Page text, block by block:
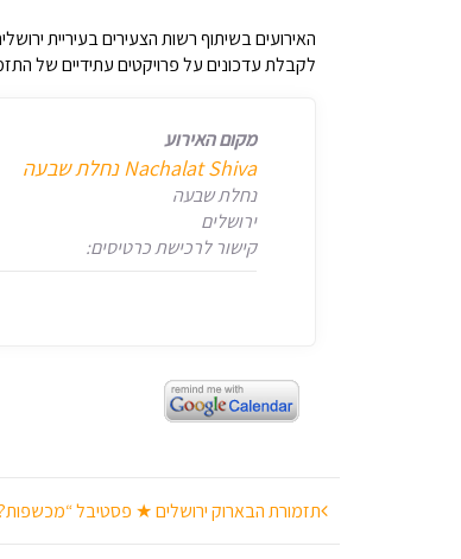
האירועים בשיתוף רשות הצעירים בעיריית
לקבלת עדכונים על פרויקטים עתידיים של
מקום האירוע
‎Nachalat Shiva נחלת שבעה
נחלת שבעה
ירושלים
קישור לרכישת כרטיסים:
ניווט
תזמורת הבארוק ירושלים ★ פסטיבל “מכשפות? ★ 10-14